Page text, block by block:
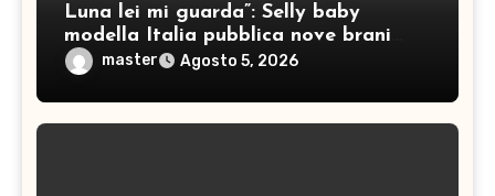
Luna lei mi guarda”: Selly baby
modella Italia pubblica nove brani
ineditimaster Agosto 5, 2026